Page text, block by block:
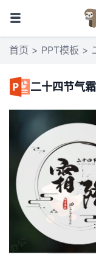
首页 > PPT模板 >
二十四节气